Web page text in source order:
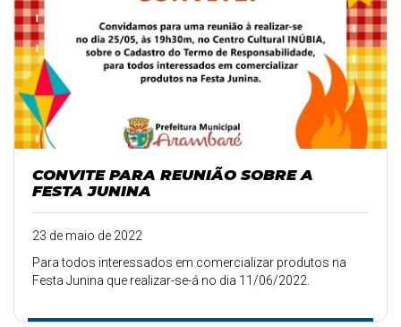
CONVITE PARA REUNIÃO SOBRE A
FESTA JUNINA
23 de maio de 2022
Para todos interessados em comercializar produtos na
Festa Junina que realizar-se-á no dia 11/06/2022.